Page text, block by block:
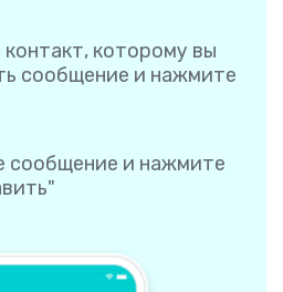
которому вы
сообщение и нажмите
сообщение и нажмите